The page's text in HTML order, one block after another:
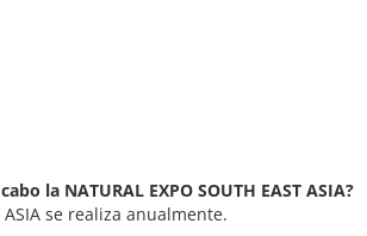
la NATURAL EXPO SOUTH EAST ASIA?
ASIA se realiza anualmente.